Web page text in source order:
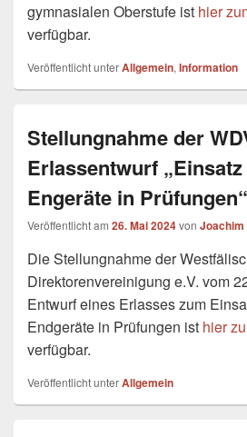
gymnasialen Oberstufe ist hier
verfügbar.
Veröffentlicht unterAllgemein, Information
Stellungnahme der
Erlassentwurf
Engeräte in Prüfungen“
Veröffentlicht am 26. Mai 2024von
Die Stellungnahme der
Direktorenvereinigung e.V. vom
Entwurf eines Erlasses zum
Endgeräte in Prüfungen ist hier
verfügbar.
Veröffentlicht unterAllgemein